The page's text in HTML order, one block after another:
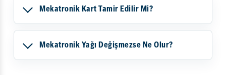
Mekatronik Kart Tamir Edilir Mi?
Mekatronik Yağı Değişmezse Ne Olur?